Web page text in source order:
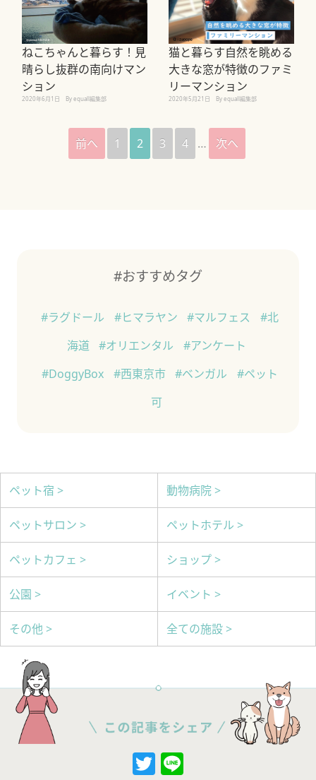
ねこちゃんと暮らす！見
晴らし抜群の南向けマン
ション
2020年6月1日 By equall編集部
猫と暮らす自然を眺める
大きな窓が特徴のファミ
リーマンション
2020年5月21日 By equall編集部
前へ 1 2 3 4 … 次へ
#おすすめタグ
#ラグドール #ヒマラヤン #マルフェス
#北
海道
#オリエンタル
#アンケート
#DoggyBox
#西東京市 #ベンガル
#ペット
可
ペット宿 > 動物病院 >
ペットサロン > ペットホテル >
ペットカフェ > ショップ >
公園 > イベント >
その他 > 全ての施設 >
Twitter